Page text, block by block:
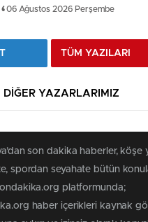
06 Ağustos 2026 Perşembe
TÜM YAZILARI
DİĞER YAZARLARIMIZ
son dakika haberler, köşe
spordan seyahate bütün
platformunda;
haber içerikleri kaynak